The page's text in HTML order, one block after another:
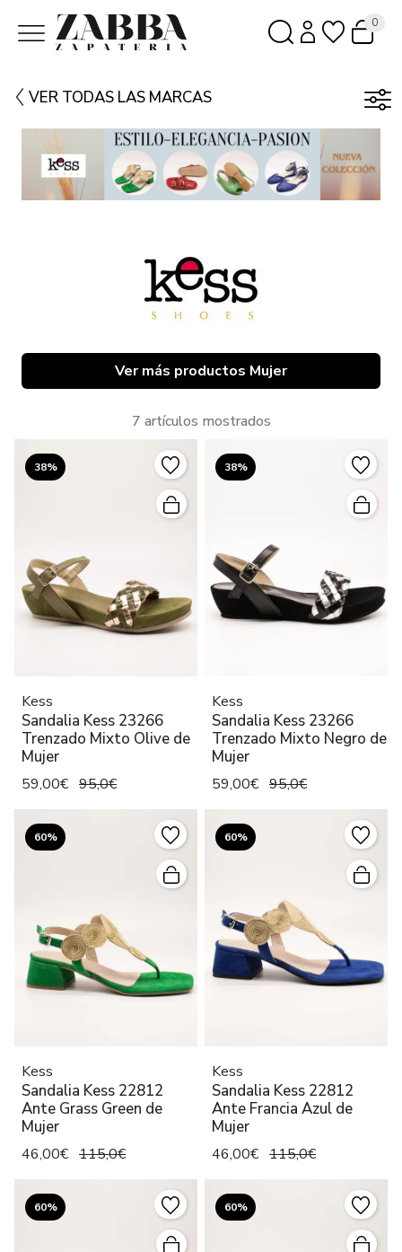
0
VER TODAS LAS MARCAS
Ver más productos Mujer
7 artículos mostrados
38%
Kess
Sandalia Kess 23266
Trenzado Mixto Olive de
Mujer
59,00€ 95,0€
38%
Kess
Sandalia Kess 23266
Trenzado Mixto Negro de
Mujer
59,00€ 95,0€
60%
Kess
Sandalia Kess 22812
Ante Grass Green de
Mujer
46,00€ 115,0€
60%
Kess
Sandalia Kess 22812
Ante Francia Azul de
Mujer
46,00€ 115,0€
60% 60%